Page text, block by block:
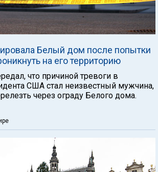
Белый дом после попытки
на его территорию
что причиной тревоги в
США стал неизвестный мужчина,
через ограду Белого дома.